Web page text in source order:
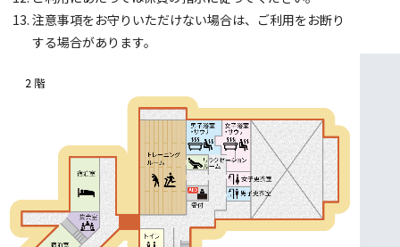
注意事項をお守りいただけない場合は、ご利用をお断り
する場合があります。